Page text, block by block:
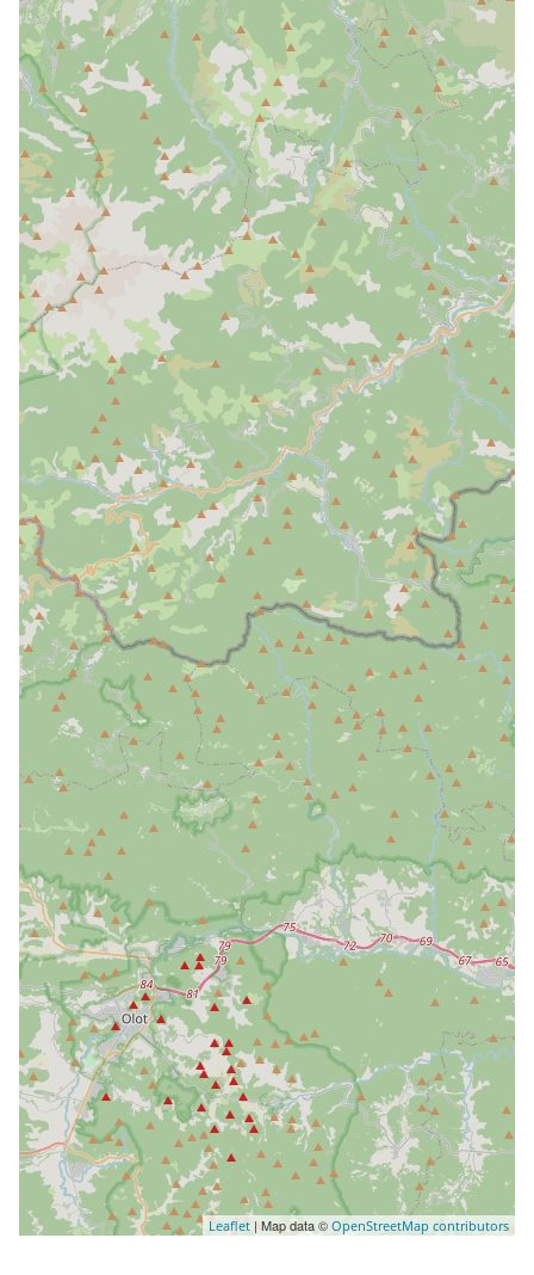
Leaflet | Map data © OpenStreetMap contributors